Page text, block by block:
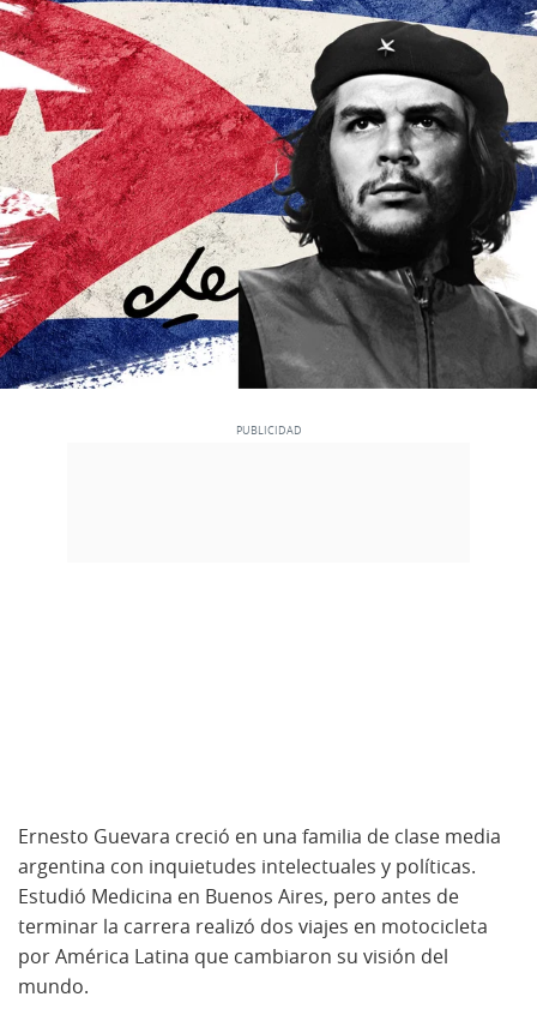
Ernesto Guevara creció en una familia de clase media
argentina con inquietudes intelectuales y políticas.
Estudió Medicina en Buenos Aires, pero antes de
terminar la carrera realizó dos viajes en motocicleta
por América Latina que cambiaron su visión del
mundo.